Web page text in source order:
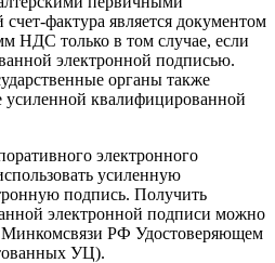
фактура является документом
НДС только в том случае, если
электронной подписью.
органы также
усиленной квалифицированной
электронного
усиленную
подпись. Получить
электронной подписи можно
РФ Удостоверяющем
УЦ).